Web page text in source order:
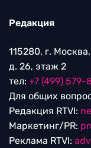
Редакция
115280, г.
д. 26, этаж 2
тел: +7 (499) 579-
Для общих
Редакция RTVI:
Маркетинг/PR:
Реклама RTVI: